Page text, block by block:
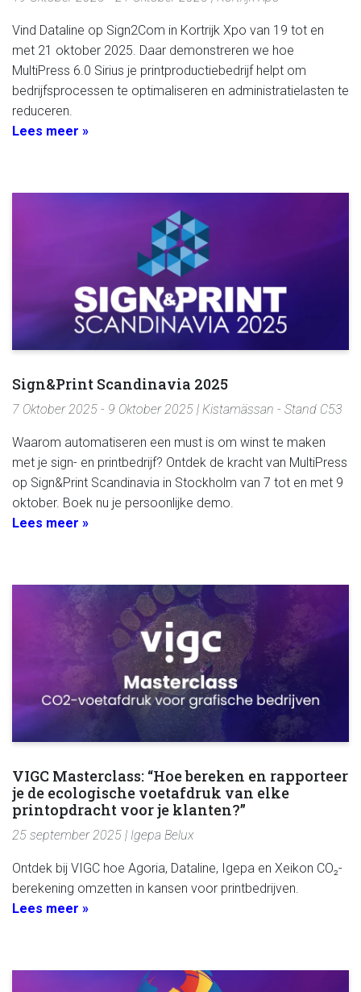
Vind Dataline op Sign2Com in Kortrijk Xpo van 19 tot en
met 21 oktober 2025. Daar demonstreren we hoe
MultiPress 6.0 Sirius je printproductiebedrijf helpt om
bedrijfsprocessen te optimaliseren en administratielasten te
reduceren.
Lees meer »
Sign&Print Scandinavia 2025
7 Oktober 2025 - 9 Oktober 2025 | Kistamässan - Stand C53
Waarom automatiseren een must is om winst te maken
met je sign- en printbedrijf? Ontdek de kracht van MultiPress
op Sign&Print Scandinavia in Stockholm van 7 tot en met 9
oktober. Boek nu je persoonlijke demo.
Lees meer »
VIGC Masterclass: “Hoe bereken en rapporteer
je de ecologische voetafdruk van elke
printopdracht voor je klanten?”
25 september 2025 | Igepa Belux
Ontdek bij VIGC hoe Agoria, Dataline, Igepa en Xeikon CO₂-
berekening omzetten in kansen voor printbedrijven.
Lees meer »